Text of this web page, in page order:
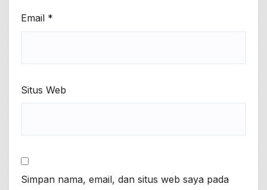
Email *
Situs Web
Simpan nama, email, dan situs web saya pada